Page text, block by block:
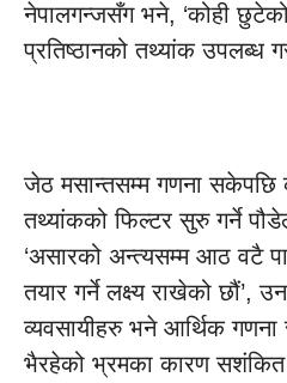
नेपालगन्जसँग भने, ‘कोही
प्रतिष्ठानको तथ्यांक उपलब्ध
जेठ मसान्तसम्म गणना सकेपछि
तथ्यांकको फिल्टर सुरु गर्ने
‘असारको अन्त्यसम्म आठ वटै
तयार गर्ने लक्ष्य राखेको छौं’,
व्यवसायीहरु भने आर्थिक
भैरहेको भ्रमका कारण सशंकित